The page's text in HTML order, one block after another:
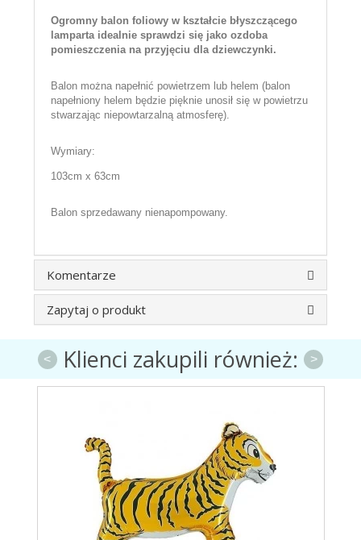
Ogromny balon foliowy w kształcie błyszczącego
lamparta idealnie sprawdzi się jako ozdoba
pomieszczenia na przyjęciu dla dziewczynki.
Balon można napełnić powietrzem lub helem (balon
napełniony helem będzie pięknie unosił się w powietrzu
stwarzając niepowtarzalną atmosferę).
Wymiary:
103cm x 63cm
Balon sprzedawany nienapompowany.
Komentarze
Zapytaj o produkt
Klienci zakupili również:
< >